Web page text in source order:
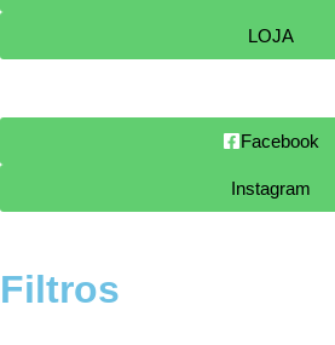
LOJA
Facebook
Instagram
Filtros